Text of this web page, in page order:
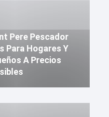
Pere Pescador
Para Hogares Y
A Precios